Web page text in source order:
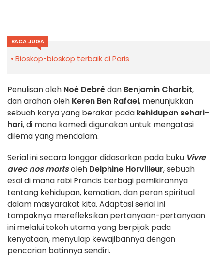
BACA JUGA
Bioskop-bioskop terbaik di Paris
Penulisan oleh Noé Debrédan Benjamin Charbit,
dan arahan oleh Keren Ben Rafael, menunjukkan
sebuah karya yang berakar pada kehidupan sehari-
hari, di mana komedi digunakan untuk mengatasi
dilema yang mendalam.
Serial ini secara longgar didasarkan pada buku Vivre
avec nos mortsoleh Delphine Horvilleur, sebuah
esai di mana rabi Prancis berbagi pemikirannya
tentang kehidupan, kematian, dan peran spiritual
dalam masyarakat kita. Adaptasi serial ini
tampaknya merefleksikan pertanyaan-pertanyaan
ini melalui tokoh utama yang berpijak pada
kenyataan, menyulap kewajibannya dengan
pencarian batinnya sendiri.